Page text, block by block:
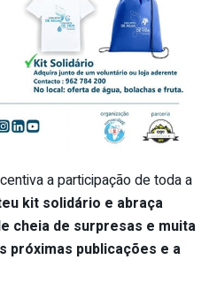
a participação de toda a
kit solidário e abraça
cheia de surpresas e muita
próximas publicações e a